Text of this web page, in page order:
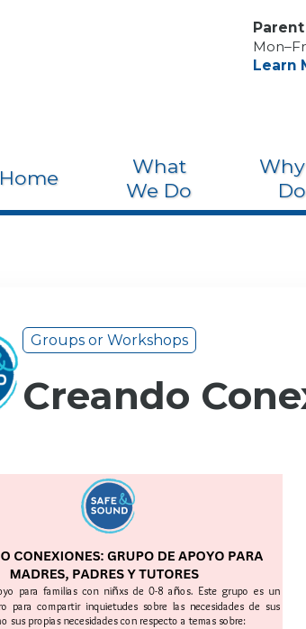
Learn
Home
What
We Do
Groups or Workshops
Creando